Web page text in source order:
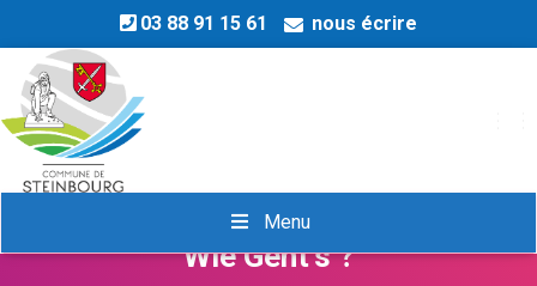
03 88 91 15 61 nous écrire
Menu
Aînés, aidants, comment ça va ?
Wie Geht’s ?